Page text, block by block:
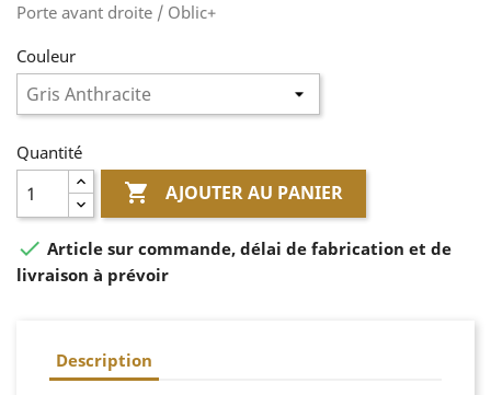
Porte avant droite / Oblic+
Couleur
Quantité
 AJOUTER AU PANIER
 Article sur commande, délai de fabrication et de
livraison à prévoir
Description